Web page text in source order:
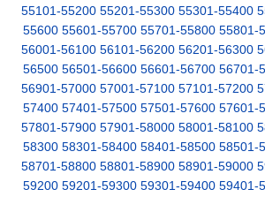
55101-55200 55201-55300 55301-55400
55600 55601-55700 55701-55800 55801-
56001-56100 56101-56200 56201-56300
56500 56501-56600 56601-56700 56701-
56901-57000 57001-57100 57101-57200
57400 57401-57500 57501-57600 57601-
57801-57900 57901-58000 58001-58100
58300 58301-58400 58401-58500 58501-
58701-58800 58801-58900 58901-59000
59200 59201-59300 59301-59400 59401-